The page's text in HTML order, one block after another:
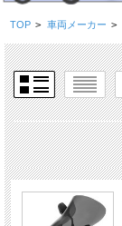
TOP > 車両メーカー >